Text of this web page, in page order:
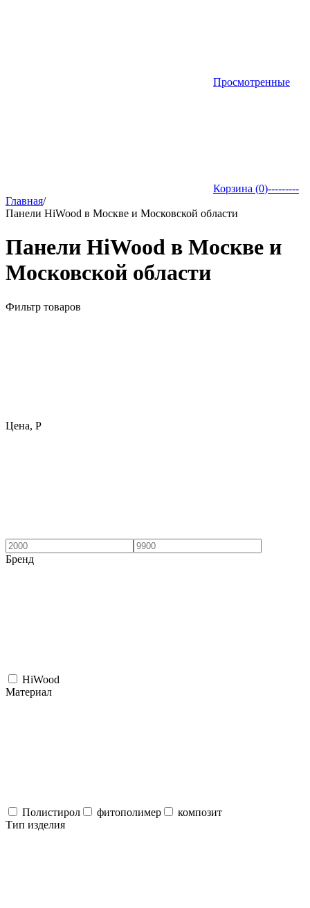
Просмотренные
Корзина (0)---------
Главная/
Панели HiWood в Москве и Московской области
Панели HiWood в Москве и
Московской области
Фильтр товаров
Цена, Р
Бренд
HiWood
Материал
Полистирол фитополимер
композит
Тип изделия